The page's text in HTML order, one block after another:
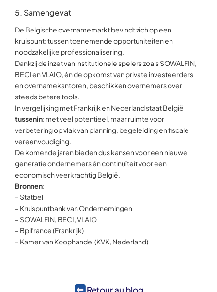
5. Samengevat
De Belgische overnamemarkt bevindt zich op een
kruispunt: tussen toenemende opportuniteiten en
noodzakelijke professionalisering.
Dankzij de inzet van institutionele spelers zoals SOWALFIN,
BECI en VLAIO, én de opkomst van private investeerders
en overnamekantoren, beschikken overnemers over
steeds betere tools.
In vergelijking met Frankrijk en Nederland staat België
tussenin: met veel potentieel, maar ruimte voor
verbetering op vlak van planning, begeleiding en fiscale
vereenvoudiging.
De komende jaren bieden dus kansen voor een nieuwe
generatie ondernemers én continuïteit voor een
economisch veerkrachtig België.
Bronnen:
– Statbel
– Kruispuntbank van Ondernemingen
– SOWALFIN, BECI, VLAIO
– Bpifrance (Frankrijk)
– Kamer van Koophandel (KVK, Nederland)
Retour au blog